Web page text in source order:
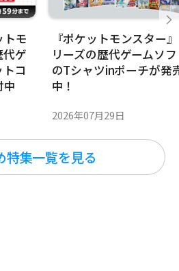
トモ
代ゲ
コ
中
『ポケットモンスター
リーズの歴代ゲームソ
のTシャツinポーチが発
中！
2026年07月29日
特集一覧を見る